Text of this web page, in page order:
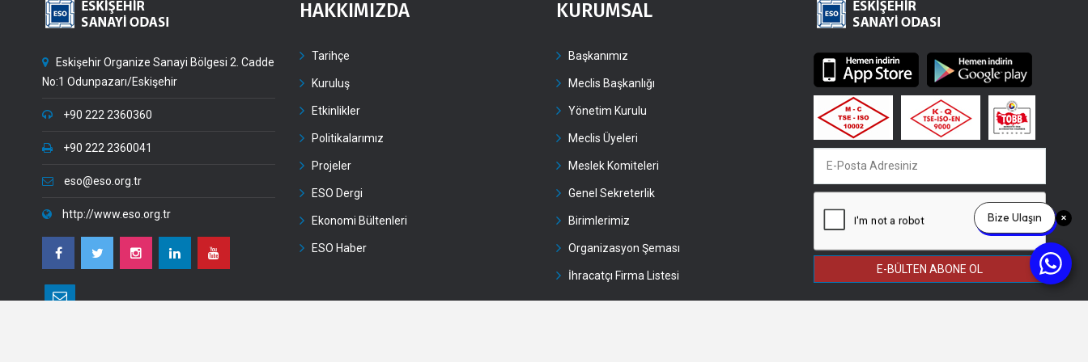
Eskişehir Organize Sanayi Bölgesi 2. Cadde
No:1 Odunpazarı/Eskişehir
+90 222 2360360
+90 222 2360041
eso@eso.org.tr
http://www.eso.org.tr
HAKKIMIZDA
Tarihçe
Kuruluş
Etkinlikler
Politikalarımız
Projeler
ESO Dergi
Ekonomi Bültenleri
ESO Haber
KURUMSAL
Başkanımız
Meclis Başkanlığı
Yönetim Kurulu
Meclis Üyeleri
Meslek Komiteleri
Genel Sekreterlik
Birimlerimiz
Organizasyon Şeması
İhracatçı Firma Listesi E-BÜLTEN ABONE OL
Bize Ulaşın